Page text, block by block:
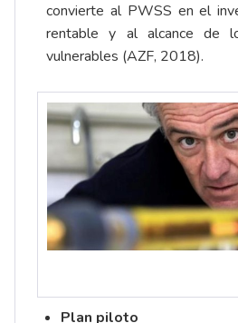
convierte al PWSS en el
rentable y al alcance de
vulnerables (AZF, 2018).
Plan piloto